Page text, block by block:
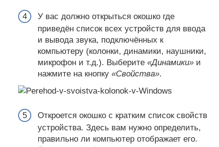
У вас должно открыться окошко где
приведён список всех устройств для ввода
и вывода звука, подключённых к
компьютеру (колонки, динамики, наушники,
микрофон и т.д.). Выберите «Динамики» и
нажмите на кнопку «Свойства».
Откроется окошко с кратким список свойств
устройства. Здесь вам нужно определить,
правильно ли компьютер отображает его.